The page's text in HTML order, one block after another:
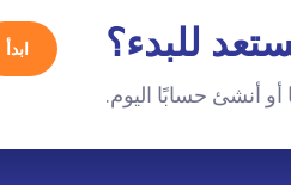
للبدء؟
أنشئ حسابًا اليوم.
ابدأ